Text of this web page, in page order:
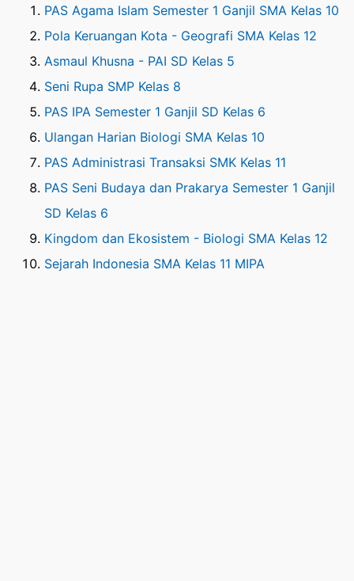
PAS Agama Islam Semester 1 Ganjil SMA Kelas 10
Pola Keruangan Kota - Geografi SMA Kelas 12
Asmaul Khusna - PAI SD Kelas 5
Seni Rupa SMP Kelas 8
PAS IPA Semester 1 Ganjil SD Kelas 6
Ulangan Harian Biologi SMA Kelas 10
PAS Administrasi Transaksi SMK Kelas 11
PAS Seni Budaya dan Prakarya Semester 1 Ganjil
SD Kelas 6
Kingdom dan Ekosistem - Biologi SMA Kelas 12
Sejarah Indonesia SMA Kelas 11 MIPA